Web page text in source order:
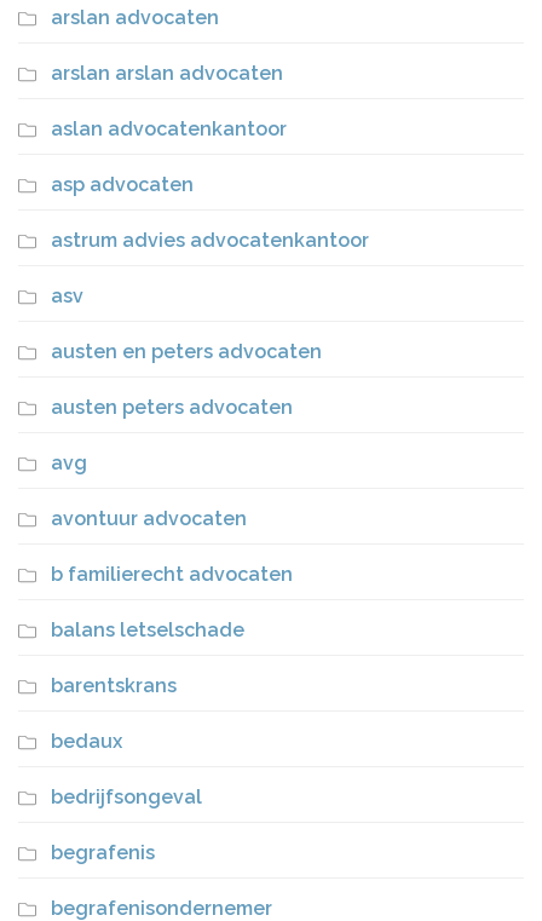
arslan advocaten
arslan arslan advocaten
aslan advocatenkantoor
asp advocaten
astrum advies advocatenkantoor
asv
austen en peters advocaten
austen peters advocaten
avg
avontuur advocaten
b familierecht advocaten
balans letselschade
barentskrans
bedaux
bedrijfsongeval
begrafenis
begrafenisondernemer